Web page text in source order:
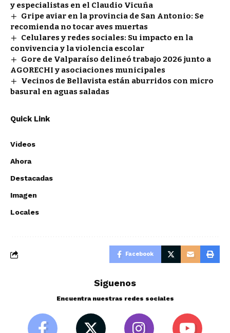
y especialistas en el Claudio Vicuña
Gripe aviar en la provincia de San Antonio: Se
recomienda no tocar aves muertas
Celulares y redes sociales: Su impacto en la
convivencia y la violencia escolar
Gore de Valparaíso delineó trabajo 2026 junto a
AGORECHI y asociaciones municipales
Vecinos de Bellavista están aburridos con micro
basural en aguas saladas
Quick Link
Videos
Ahora
Destacadas
Imagen
Locales
Facebook
Siguenos
Encuentra nuestras redes sociales